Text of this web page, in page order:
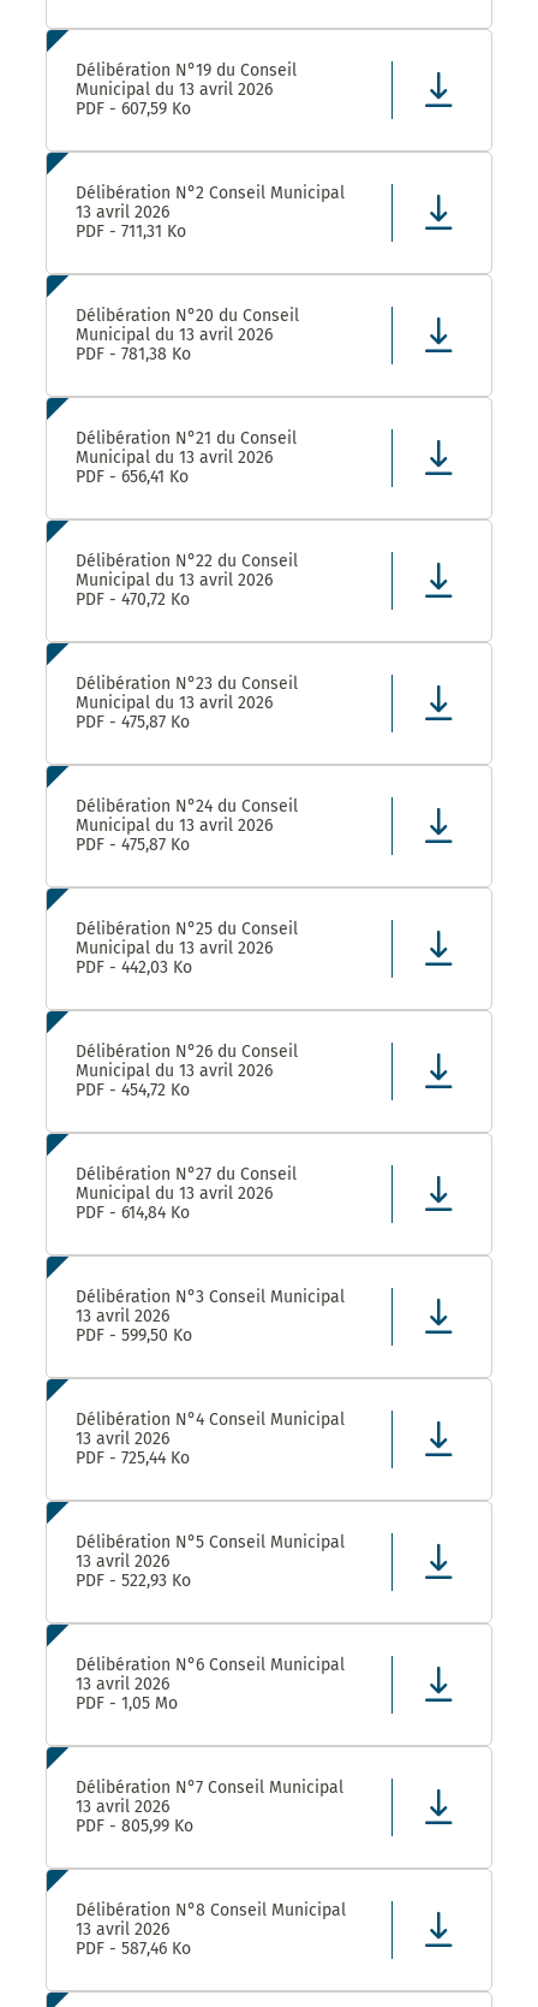
Délibération N°19 du Conseil
Municipal du 13 avril 2026
PDF - 607,59 Ko
Délibération N°2 Conseil Municipal
13 avril 2026
PDF - 711,31 Ko
Délibération N°20 du Conseil
Municipal du 13 avril 2026
PDF - 781,38 Ko
Délibération N°21 du Conseil
Municipal du 13 avril 2026
PDF - 656,41 Ko
Délibération N°22 du Conseil
Municipal du 13 avril 2026
PDF - 470,72 Ko
Délibération N°23 du Conseil
Municipal du 13 avril 2026
PDF - 475,87 Ko
Délibération N°24 du Conseil
Municipal du 13 avril 2026
PDF - 475,87 Ko
Délibération N°25 du Conseil
Municipal du 13 avril 2026
PDF - 442,03 Ko
Délibération N°26 du Conseil
Municipal du 13 avril 2026
PDF - 454,72 Ko
Délibération N°27 du Conseil
Municipal du 13 avril 2026
PDF - 614,84 Ko
Délibération N°3 Conseil Municipal
13 avril 2026
PDF - 599,50 Ko
Délibération N°4 Conseil Municipal
13 avril 2026
PDF - 725,44 Ko
Délibération N°5 Conseil Municipal
13 avril 2026
PDF - 522,93 Ko
Délibération N°6 Conseil Municipal
13 avril 2026
PDF - 1,05 Mo
Délibération N°7 Conseil Municipal
13 avril 2026
PDF - 805,99 Ko
Délibération N°8 Conseil Municipal
13 avril 2026
PDF - 587,46 Ko